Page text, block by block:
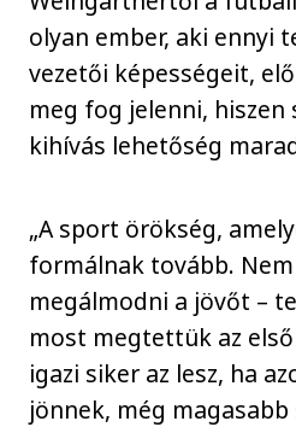
olyan ember, aki ennyi
vezetői képességeit,
meg fog jelenni, hiszen
kihívás lehetőség
„A sport örökség,
formálnak tovább.
megálmodni a jövőt –
most megtettük az
igazi siker az lesz, ha
jönnek, még